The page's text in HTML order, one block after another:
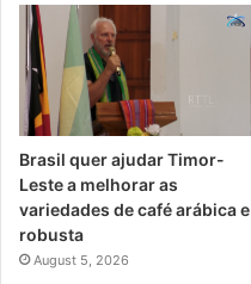
Brasil quer ajudar Timor-
Leste a melhorar as
variedades de café arábica e
robusta
August 5, 2026